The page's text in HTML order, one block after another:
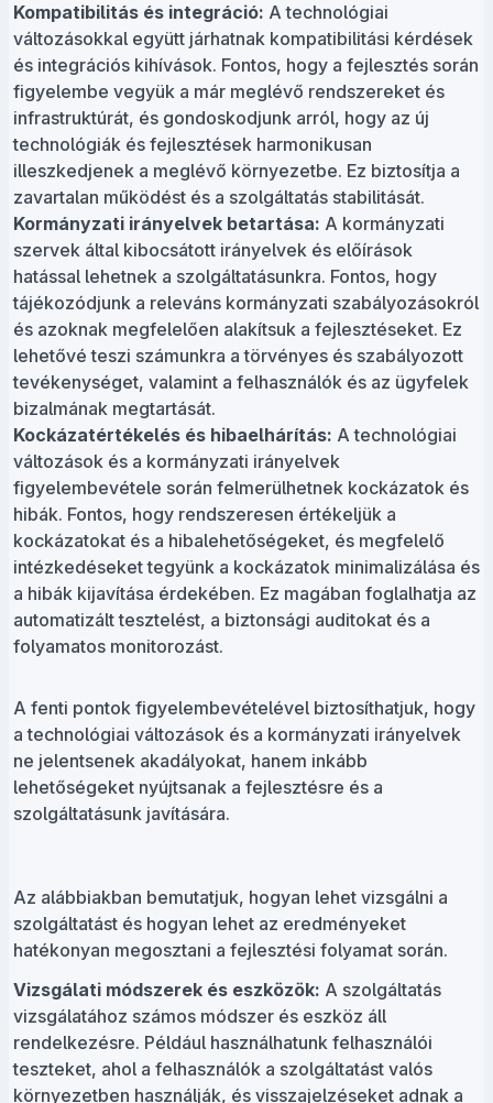
Kompatibilitás és integráció: A technológiai
változásokkal együtt járhatnak kompatibilitási kérdések
és integrációs kihívások. Fontos, hogy a fejlesztés során
figyelembe vegyük a már meglévő rendszereket és
infrastruktúrát, és gondoskodjunk arról, hogy az új
technológiák és fejlesztések harmonikusan
illeszkedjenek a meglévő környezetbe. Ez biztosítja a
zavartalan működést és a szolgáltatás stabilitását.
Kormányzati irányelvek betartása: A kormányzati
szervek által kibocsátott irányelvek és előírások
hatással lehetnek a szolgáltatásunkra. Fontos, hogy
tájékozódjunk a releváns kormányzati szabályozásokról
és azoknak megfelelően alakítsuk a fejlesztéseket. Ez
lehetővé teszi számunkra a törvényes és szabályozott
tevékenységet, valamint a felhasználók és az ügyfelek
bizalmának megtartását.
Kockázatértékelés és hibaelhárítás: A technológiai
változások és a kormányzati irányelvek
figyelembevétele során felmerülhetnek kockázatok és
hibák. Fontos, hogy rendszeresen értékeljük a
kockázatokat és a hibalehetőségeket, és megfelelő
intézkedéseket tegyünk a kockázatok minimalizálása és
a hibák kijavítása érdekében. Ez magában foglalhatja az
automatizált tesztelést, a biztonsági auditokat és a
folyamatos monitorozást.
A fenti pontok figyelembevételével biztosíthatjuk, hogy
a technológiai változások és a kormányzati irányelvek
ne jelentsenek akadályokat, hanem inkább
lehetőségeket nyújtsanak a fejlesztésre és a
szolgáltatásunk javítására.
Az alábbiakban bemutatjuk, hogyan lehet vizsgálni a
szolgáltatást és hogyan lehet az eredményeket
hatékonyan megosztani a fejlesztési folyamat során.
Vizsgálati módszerek és eszközök: A szolgáltatás
vizsgálatához számos módszer és eszköz áll
rendelkezésre. Például használhatunk felhasználói
teszteket, ahol a felhasználók a szolgáltatást valós
környezetben használják, és visszajelzéseket adnak a